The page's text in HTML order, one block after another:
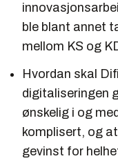
ble blant annet
mellom KS og
Hvordan skal
digitaliseringen
ønskelig i og
komplisert, og
gevinst for